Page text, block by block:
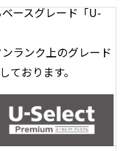
ースグレード「U-
ランク上のグレード
ております。